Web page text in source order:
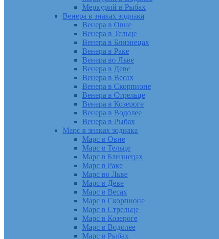
Меркурий в Рыбах
Венера в знаках зодиака
Венера в Овне
Венера в Тельце
Венера в Близнецах
Венера в Раке
Венера во Льве
Венера в Деве
Венера в Весах
Венера в Скорпионе
Венера в Стрельце
Венера в Козероге
Венера в Водолее
Венера в Рыбах
Марс в знаках зодиака
Марс в Овне
Марс в Тельце
Марс в Близнецах
Марс в Раке
Марс во Льве
Марс в Деве
Марс в Весах
Марс в Скорпионе
Марс в Стрельце
Марс в Козероге
Марс в Водолее
Марс в Рыбах